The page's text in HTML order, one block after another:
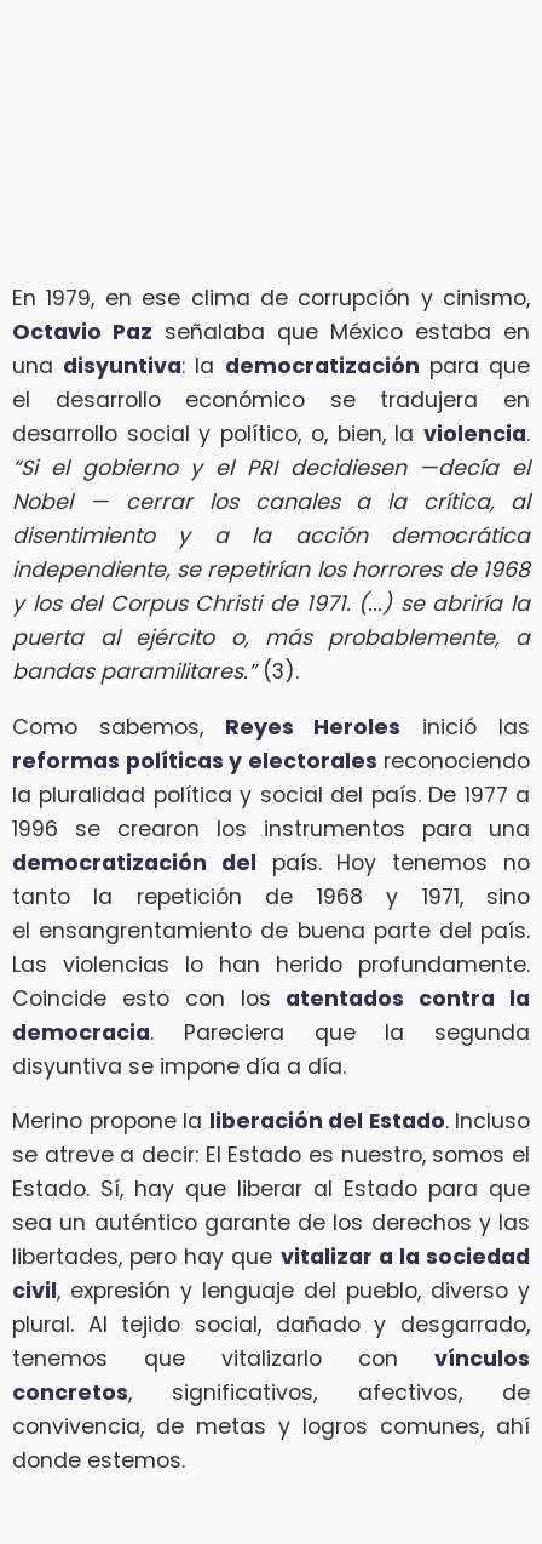
En 1979, en ese clima de corrupción y cinismo,
Octavio Paz señalaba que México estaba en
una disyuntiva: la democratización para que
el desarrollo económico se tradujera en
desarrollo social y político, o, bien, la violencia.
“Si el gobierno y el PRI decidiesen —decía el
Nobel — cerrar los canales a la crítica, al
disentimiento y a la acción democrática
independiente, se repetirían los horrores de 1968
y los del Corpus Christi de 1971. (...) se abriría la
puerta al ejército o, más probablemente, a
bandas paramilitares.”(3).
Como sabemos, Reyes Heroles inició las
reformas políticas y electorales reconociendo
la pluralidad política y social del país. De 1977 a
1996 se crearon los instrumentos para una
democratización del país. Hoy tenemos no
tanto la repetición de 1968 y 1971, sino
el ensangrentamiento de buena parte del país.
Las violencias lo han herido profundamente.
Coincide esto con los atentados contra la
democracia. Pareciera que la segunda
disyuntiva se impone día a día.
Merino propone la liberación del Estado. Incluso
se atreve a decir: El Estado es nuestro, somos el
Estado. Sí, hay que liberar al Estado para que
sea un auténtico garante de los derechos y las
libertades, pero hay que vitalizar a la sociedad
civil, expresión y lenguaje del pueblo, diverso y
plural. Al tejido social, dañado y desgarrado,
tenemos que vitalizarlo con vínculos
concretos, significativos, afectivos, de
convivencia, de metas y logros comunes, ahí
donde estemos.